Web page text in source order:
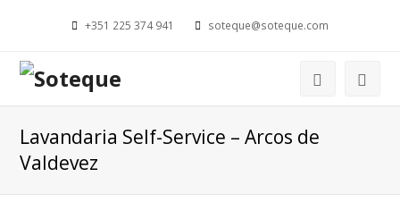
+351 225 374 941 soteque@soteque.com
Lavandaria Self-Service – Arcos de
Valdevez